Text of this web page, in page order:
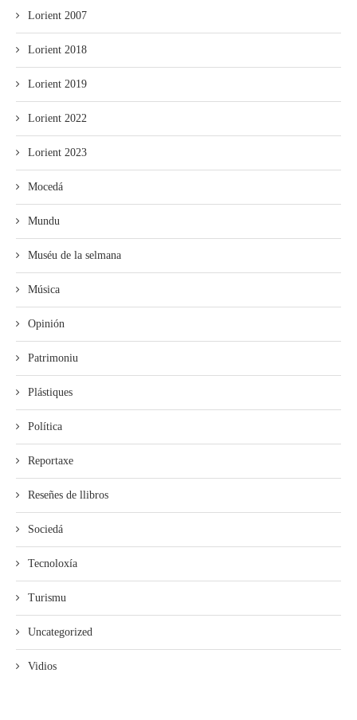
Lorient 2007
Lorient 2018
Lorient 2019
Lorient 2022
Lorient 2023
Mocedá
Mundu
Muséu de la selmana
Música
Opinión
Patrimoniu
Plástiques
Política
Reportaxe
Reseñes de llibros
Sociedá
Tecnoloxía
Turismu
Uncategorized
Vidios